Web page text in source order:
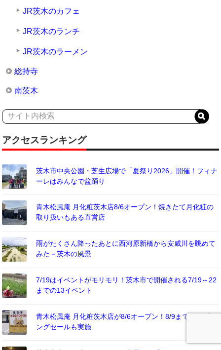
JR茨木のカフェ
JR茨木のランチ
JR茨木のラーメン
総持寺
南茨木
アクセスランキング
茨木市中央公園・芝生広場で「夏祭り2026」開催！フィナ
ーレはみんなで盆踊り
青木松風庵 月化粧茨木店8/6オープン！焼きたて月化粧の
取り扱いもある直営店
雨がたくさん降ったあとに西河原新橋から安威川を眺めて
みた－茨木の風景
7/19はイベントがモリモリ！茨木市で開催される7/19～22
までの13イベント
青木松風庵 月化粧茨木店が8/6オープン！8/9までオープニ
ングセールも実施